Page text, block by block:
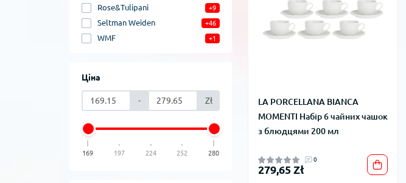
Rose&Tulipani +9
Seltman Weiden +46
WMF +1
Ціна
- Zł
169 197 224 252 280
LA PORCELLANA BIANCA
MOMENTI Набір 6 чайних чашок
з блюдцями 200 мл
0
279,65 Zł